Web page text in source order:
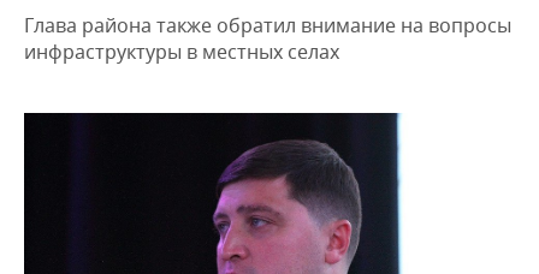
ДЕКЛАРАЦИИ О ДОХОДАХ
КОРОЛИ ГОСЗАКАЗА ПФО
КОМУ ПРИНАДЛЕЖАТ
ТОРГОВЫЕ ЦЕНТРЫ
НОВОСТИ ЭКОНОМИКИ
ФИНАНСЫ
ПРОМЫШЛЕННОСТЬ
НОВОСТИ
МАШИНОСТРОЕНИЕ
НЕДВИЖИМОСТЬ
Глава района также обратил внимание на вопросы
инфраструктуры в местных селах